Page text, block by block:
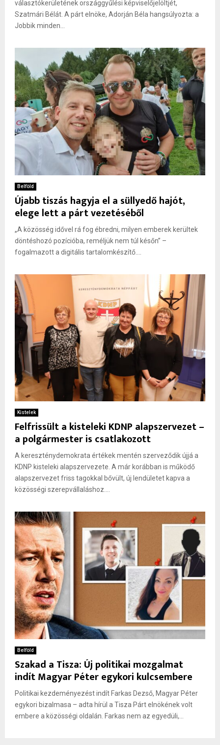
választókerületének országgyűlési képviselőjelöltjét,
Szatmári Bélát. A párt elnöke, Adorján Béla hangsúlyozta: a
Jobbik minden...
Belföld
Újabb tiszás hagyja el a süllyedő hajót,
elege lett a párt vezetéséből
„A közösség idővel rá fog ébredni, milyen emberek kerültek
döntéshozó pozícióba, reméljük nem túl későn” –
fogalmazott a digitális tartalomkészítő....
Kistelek
Felfrissült a kisteleki KDNP alapszervezet –
a polgármester is csatlakozott
A kereszténydemokrata értékek mentén szerveződik újjá a
KDNP kisteleki alapszervezete. A már korábban is működő
alapszervezet friss tagokkal bővült, új lendületet kapva a
közösségi szerepvállaláshoz....
Belföld
Szakad a Tisza: Új politikai mozgalmat
indít Magyar Péter egykori kulcsembere
Politikai kezdeményezést indít Farkas Dezső, Magyar Péter
egykori bizalmasa – adta hírül a Tisza Párt elnökének volt
embere a közösségi oldalán. Farkas nem az egyedüli,...